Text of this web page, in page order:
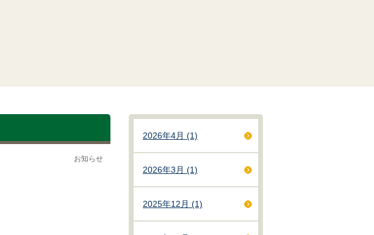
お知らせ
2026年4月 (1)
2026年3月 (1)
2025年12月 (1)